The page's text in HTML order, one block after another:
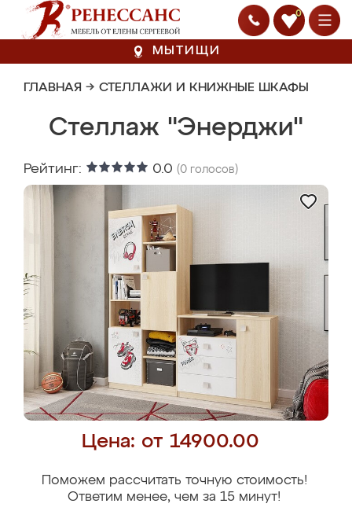
0
МЫТИЩИ
ГЛАВНАЯ → СТЕЛЛАЖИ И КНИЖНЫЕ ШКАФЫ
Стеллаж "Энерджи"
Рейтинг: 0.0 (0 голосов)
Цена: от 14900.00
Поможем рассчитать точную стоимость!
Ответим менее, чем за 15 минут!